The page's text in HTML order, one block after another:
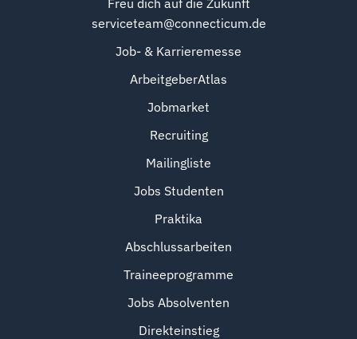
Freu dich auf die Zukunft
serviceteam@connecticum.de
Job- & Karrieremesse
ArbeitgeberAtlas
Jobmarket
Recruiting
Mailingliste
Jobs Studenten
Praktika
Abschlussarbeiten
Traineeprogramme
Jobs Absolventen
Direkteinstieg